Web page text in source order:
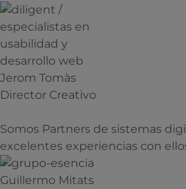
Jerom Tomàs
Director Creativo
Somos Partners de sistemas
excelentes experiencias con
Guillermo Mitats